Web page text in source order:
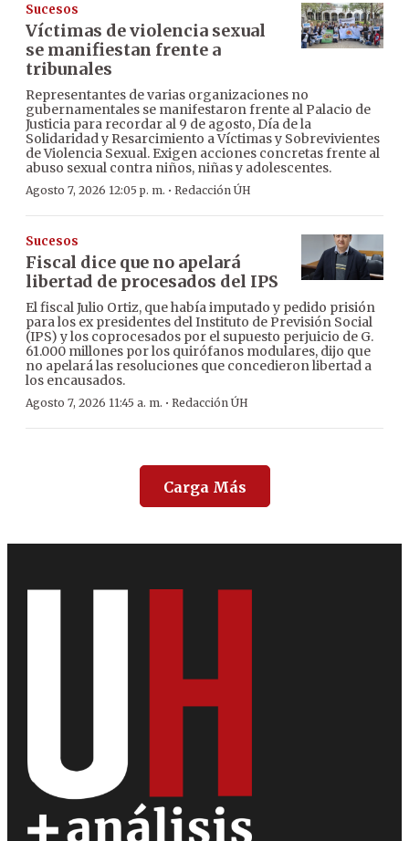
Sucesos
Víctimas de violencia sexual
se manifiestan frente a
tribunales
Representantes de varias organizaciones no
gubernamentales se manifestaron frente al Palacio de
Justicia para recordar al 9 de agosto, Día de la
Solidaridad y Resarcimiento a Víctimas y Sobrevivientes
de Violencia Sexual. Exigen acciones concretas frente al
abuso sexual contra niños, niñas y adolescentes.
Agosto 7, 2026 12:05 p. m. · Redacción ÚH
Sucesos
Fiscal dice que no apelará
libertad de procesados del IPS
El fiscal Julio Ortiz, que había imputado y pedido prisión
para los ex presidentes del Instituto de Previsión Social
(IPS) y los coprocesados por el supuesto perjuicio de G.
61.000 millones por los quirófanos modulares, dijo que
no apelará las resoluciones que concedieron libertad a
los encausados.
Agosto 7, 2026 11:45 a. m. · Redacción ÚH
Carga Más